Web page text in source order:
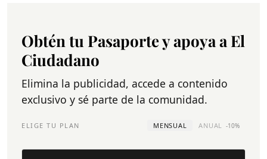
Obtén tu Pasaporte y apoya a El
Ciudadano
Elimina la publicidad, accede a contenido
exclusivo y sé parte de la comunidad.
ELIGE TU PLAN MENSUAL ANUAL -10%